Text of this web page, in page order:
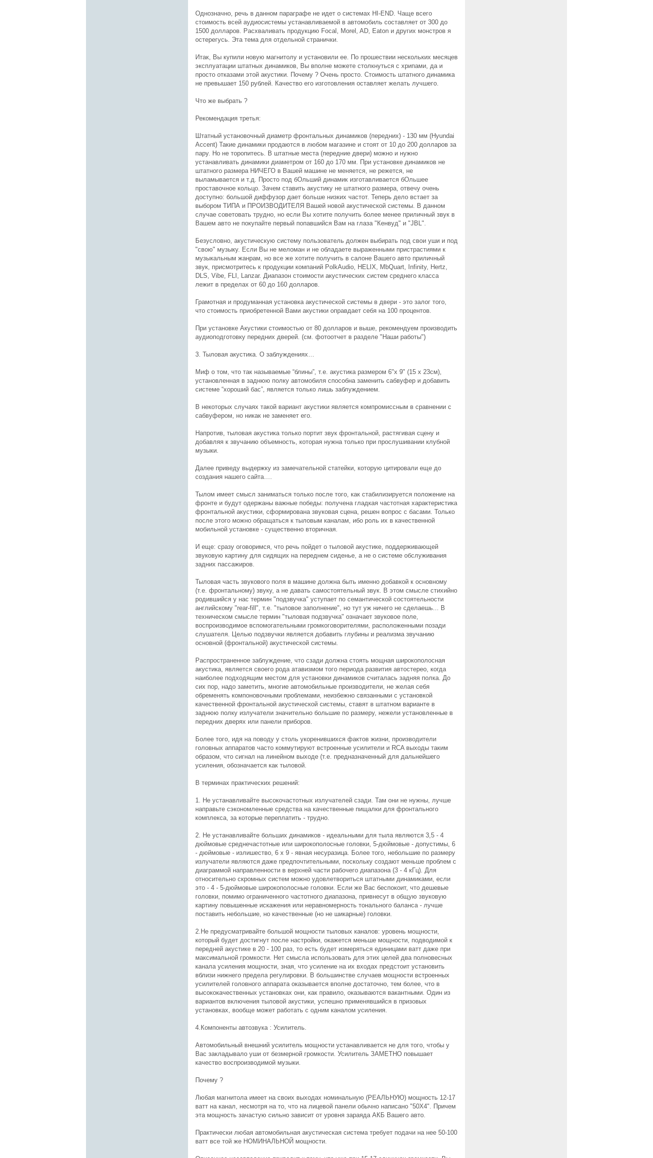
Однозначно, речь в данном параграфе не идет о системах HI-END. Чаще всего
стоимость всей аудиосистемы устанавливаемой в автомобиль составляет от 300 до
1500 долларов. Расхваливать продукцию Focal, Morel, AD, Eaton и других монстров я
остерегусь. Эта тема для отдельной странички.
Итак, Вы купили новую магнитолу и установили ее. По прошествии нескольких месяцев
эксплуатации штатных динамиков, Вы вполне можете столкнуться с хрипами, да и
просто отказами этой акустики. Почему ? Очень просто. Стоимость штатного динамика
не превышает 150 рублей. Качество его изготовления оставляет желать лучшего.
Что же выбрать ?
Рекомендация третья:
Штатный установочный диаметр фронтальных динамиков (передних) - 130 мм (Hyundai
Accent) Такие динамики продаются в любом магазине и стоят от 10 до 200 долларов за
пару. Но не торопитесь. В штатные места (передние двери) можно и нужно
устанавливать динамики диаметром от 160 до 170 мм. При установке динамиков не
штатного размера НИЧЕГО в Вашей машине не меняется, не режется, не
выламывается и т.д. Просто под бОльший динамик изготавливается бОльшее
проставочное кольцо. Зачем ставить акустику не штатного размера, отвечу очень
доступно: большой диффузор дает больше низких частот. Теперь дело встает за
выбором ТИПА и ПРОИЗВОДИТЕЛЯ Вашей новой акустической системы. В данном
случае советовать трудно, но если Вы хотите получить более менее приличный звук в
Вашем авто не покупайте первый попавшийся Вам на глаза "Кенвуд" и "JBL".
Безусловно, акустическую систему пользователь должен выбирать под свои уши и под
"свою" музыку. Если Вы не меломан и не обладаете выраженными пристрастиями к
музыкальным жанрам, но все же хотите получить в салоне Вашего авто приличный
звук, присмотритесь к продукции компаний PolkAudio, HELIX, MbQuart, Infinity, Hertz,
DLS, Vibe, FLI, Lanzar. Диапазон стоимости акустических систем среднего класса
лежит в пределах от 60 до 160 долларов.
Грамотная и продуманная установка акустической системы в двери - это залог того,
что стоимость приобретенной Вами акустики оправдает себя на 100 процентов.
При установке Акустики стоимостью от 80 долларов и выше, рекомендуем производить
аудиоподготовку передних дверей. (см. фотоотчет в разделе "Наши работы")
3. Тыловая акустика. О заблуждениях…
Миф о том, что так называемые “блины”, т.е. акустика размером 6"х 9" (15 х 23см),
установленная в заднюю полку автомобиля способна заменить сабвуфер и добавить
системе “хороший бас”, является только лишь заблуждением.
В некоторых случаях такой вариант акустики является компромиссным в сравнении с
сабвуфером, но никак не заменяет его.
Напротив, тыловая акустика только портит звук фронтальной, растягивая сцену и
добавляя к звучанию объемность, которая нужна только при прослушивании клубной
музыки.
Далее приведу выдержку из замечательной статейки, которую цитировали еще до
создания нашего сайта….
Тылом имеет смысл заниматься только после того, как стабилизируется положение на
фронте и будут одержаны важные победы: получена гладкая частотная характеристика
фронтальной акустики, сформирована звуковая сцена, решен вопрос с басами. Только
после этого можно обращаться к тыловым каналам, ибо роль их в качественной
мобильной установке - существенно вторичная.
И еще: сразу оговоримся, что речь пойдет о тыловой акустике, поддерживающей
звуковую картину для сидящих на переднем сиденье, а не о системе обслуживания
задних пассажиров.
Тыловая часть звукового поля в машине должна быть именно добавкой к основному
(т.е. фронтальному) звуку, а не давать самостоятельный звук. В этом смысле стихийно
родившийся у нас термин "подзвучка" уступает по семантической состоятельности
английскому "rear-fill", т.е. "тыловое заполнение", но тут уж ничего не сделаешь... В
техническом смысле термин "тыловая подзвучка" означает звуковое поле,
воспроизводимое вспомогательными громкоговорителями, расположенными позади
слушателя. Целью подзвучки является добавить глубины и реализма звучанию
основной (фронтальной) акустической системы.
Распространенное заблуждение, что сзади должна стоять мощная широкополосная
акустика, является своего рода атавизмом того периода развития автостерео, когда
наиболее подходящим местом для установки динамиков считалась задняя полка. До
сих пор, надо заметить, многие автомобильные производители, не желая себя
обременять компоновочными проблемами, неизбежно связанными с установкой
качественной фронтальной акустической системы, ставят в штатном варианте в
заднюю полку излучатели значительно большие по размеру, нежели установленные в
передних дверях или панели приборов.
Более того, идя на поводу у столь укоренившихся фактов жизни, производители
головных аппаратов часто коммутируют встроенные усилители и RCA выходы таким
образом, что сигнал на линейном выходе (т.е. предназначенный для дальнейшего
усиления, обозначается как тыловой.
В терминах практических решений:
1. Не устанавливайте высокочастотных излучателей сзади. Там они не нужны, лучше
направьте сэкономленные средства на качественные пищалки для фронтального
комплекса, за которые переплатить - трудно.
2. Не устанавливайте больших динамиков - идеальными для тыла являются 3,5 - 4
дюймовые среднечастотные или широкополосные головки, 5-дюймовые - допустимы, 6
- дюймовые - излишество, 6 х 9 - явная несуразица. Более того, небольшие по размеру
излучатели являются даже предпочтительными, поскольку создают меньше проблем с
диаграммой направленности в верхней части рабочего диапазона (3 - 4 кГц). Для
относительно скромных систем можно удовлетвориться штатными динамиками, если
это - 4 - 5-дюймовые широкополосные головки. Если же Вас беспокоит, что дешевые
головки, помимо ограниченного частотного диапазона, привнесут в общую звуковую
картину повышенные искажения или неравномерность тонального баланса - лучше
поставить небольшие, но качественные (но не шикарные) головки.
2.Не предусматривайте большой мощности тыловых каналов: уровень мощности,
который будет достигнут после настройки, окажется меньше мощности, подводимой к
передней акустике в 20 - 100 раз, то есть будет измеряться единицами ватт даже при
максимальной громкости. Нет смысла использовать для этих целей два полновесных
канала усиления мощности, зная, что усиление на их входах предстоит установить
вблизи нижнего предела регулировки. В большинстве случаев мощности встроенных
усилителей головного аппарата оказывается вполне достаточно, тем более, что в
высококачественных установках они, как правило, оказываются вакантными. Один из
вариантов включения тыловой акустики, успешно применявшийся в призовых
установках, вообще может работать с одним каналом усиления.
4.Компоненты автозвука : Усилитель.
Автомобильный внешний усилитель мощности устанавливается не для того, чтобы у
Вас закладывало уши от безмерной громкости. Усилитель ЗАМЕТНО повышает
качество воспроизводимой музыки.
Почему ?
Любая магнитола имеет на своих выходах номинальную (РЕАЛЬНУЮ) мощность 12-17
ватт на канал, несмотря на то, что на лицевой панели обычно написано "50X4". Причем
эта мощность зачастую сильно зависит от уровня зараяда АКБ Вашего авто.
Практически любая автомобильная акустическая система требует подачи на нее 50-100
ватт все той же НОМИНАЛЬНОЙ мощности.